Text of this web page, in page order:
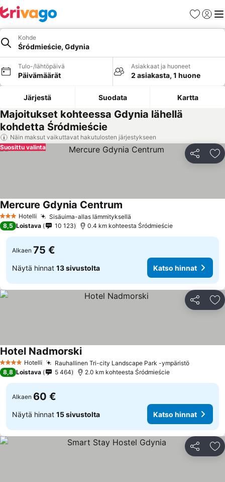
Suosikit
Kohde
Śródmieście, Gdynia
Tulo-/lähtöpäivä
Päivämäärät
Asiakkaat ja huoneet
2 asiakasta, 1 huone
Järjestä Suodata Kartta
Majoitukset kohteessa Gdynia lähellä
kohdetta Śródmieście
Näin maksut vaikuttavat hakutulosten järjestykseen
Jaa
Suosittu valinta
3 Tähtiluokitus
Hotelli Sisäuima-allas lämmityksellä
Mercure Gdynia Centrum
8,5 Loistava 10 123 0.4 km kohteesta Śródmieście
Alkaen 75 €
Näytä hinnat 13 sivustolta Katso hinnat
Jaa
4 Tähtiluokitus
Hotelli Rauhallinen Tri-city Landscape Park -ympäristöKatso
Hotel NadmorskiKatso hinnat
8,8 Loistava 5 464 2.0 km kohteesta Śródmieście
Alkaen 60 €
Näytä hinnat 15 sivustolta Katso hinnat
Jaa